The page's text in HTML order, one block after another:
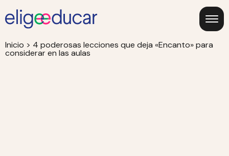
Inicio > 4 poderosas lecciones que deja «Encanto» para
considerar en las aulas